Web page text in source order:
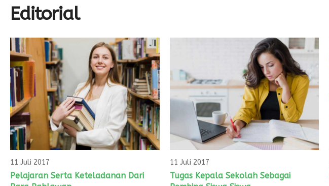
Editorial
11 Juli 2017
Pelajaran Serta Keteladanan Dari
11 Juli 2017
Tugas Kepala Sekolah Sebagai